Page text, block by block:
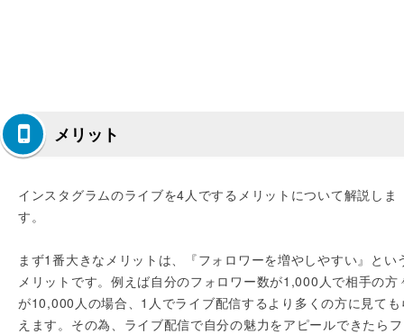
メリット
インスタグラムのライブを4人でするメリットについて解説しま
す。
まず1番大きなメリットは、『フォロワーを増やしやすい』とい
メリットです。例えば自分のフォロワー数が1,000人で相手の方
が10,000人の場合、1人でライブ配信するより多くの方に見ても
えます。その為、ライブ配信で自分の魅力をアピールできたら